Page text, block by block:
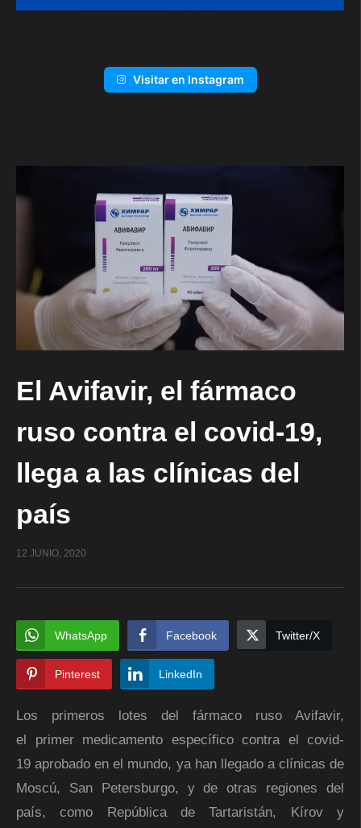
Visitar en Instagram
El Avifavir, el fármaco
ruso contra el covid-19,
llega a las clínicas del
país
12 JUNIO, 2020
WhatsApp Facebook Twitter/X
Pinterest LinkedIn
Los primeros lotes del fármaco ruso Avifavir,
el primer medicamento específico contra el covid-
19 aprobado en el mundo, ya han llegado a clínicas de
Moscú, San Petersburgo, y de otras regiones del
país, como República de Tartaristán, Kírov y